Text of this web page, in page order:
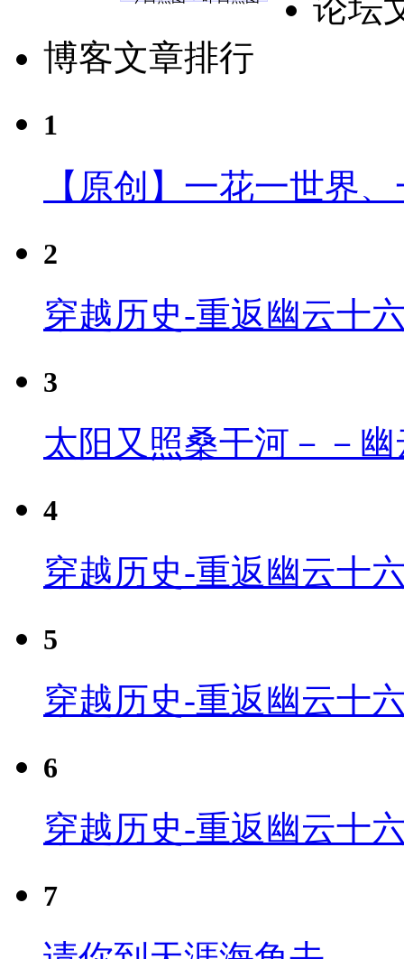
论坛
博客文章排行
1
【原创】一花一世界
2
穿越历史-重返幽云十
3
太阳又照桑干河－－
4
穿越历史-重返幽云十
5
穿越历史-重返幽云十
6
穿越历史-重返幽云十
7